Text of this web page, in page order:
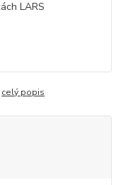
celý popis